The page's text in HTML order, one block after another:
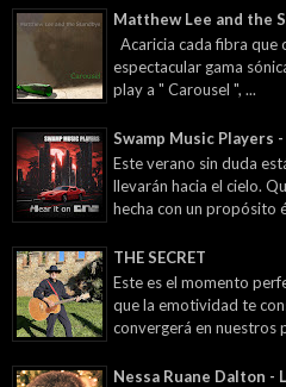
Matthew Lee and the
Acaricia cada fibra que
espectacular gama
play a " Carousel ", ...
Swamp Music Players
Este verano sin duda
llevarán hacia el cielo.
hecha con un propósito
THE SECRET
Este es el momento
que la emotividad te
convergerá en nuestros
Nessa Ruane Dalton -